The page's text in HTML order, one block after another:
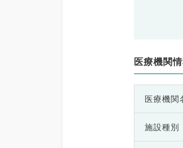
医療機関
医療機関
施設種別